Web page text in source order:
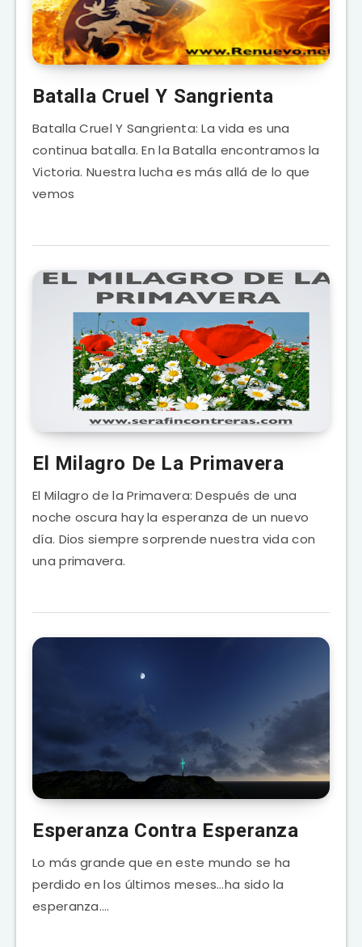
Batalla Cruel Y Sangrienta
Batalla Cruel Y Sangrienta: La vida es una
continua batalla. En la Batalla encontramos la
Victoria. Nuestra lucha es más allá de lo que
vemos
El Milagro De La Primavera
El Milagro de la Primavera: Después de una
noche oscura hay la esperanza de un nuevo
día. Dios siempre sorprende nuestra vida con
una primavera.
Esperanza Contra Esperanza
Lo más grande que en este mundo se ha
perdido en los últimos meses…ha sido la
esperanza….